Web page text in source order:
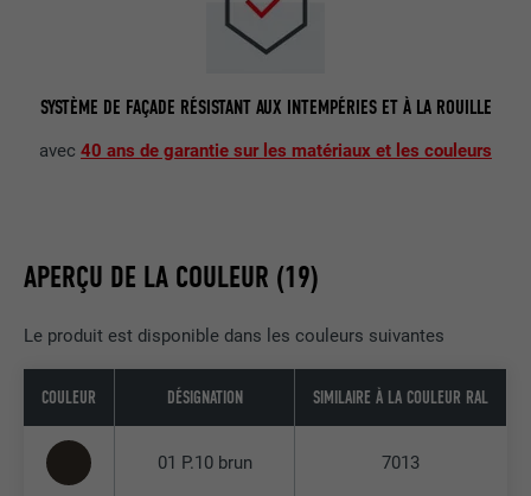
SYSTÈME DE FAÇADE RÉSISTANT AUX INTEMPÉRIES ET À LA ROUILLE
avec 40 ans de garantie sur les matériaux et les couleurs
APERÇU DE LA COULEUR (19)
Le produit est disponible dans les couleurs suivantes
COULEUR DÉSIGNATION SIMILAIRE À LA COULEUR RAL
01 P.10 brun 7013